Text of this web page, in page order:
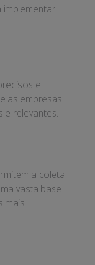
implementar
e
as empresas.
e relevantes.
a coleta
vasta base
mais